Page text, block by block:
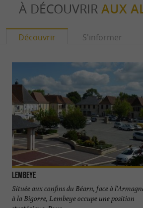
À DÉCOUVRIR AUX
Découvrir S'informer
Lembeye
Située aux confins du Béarn, face à
à la Bigorre, Lembeye occupe une position